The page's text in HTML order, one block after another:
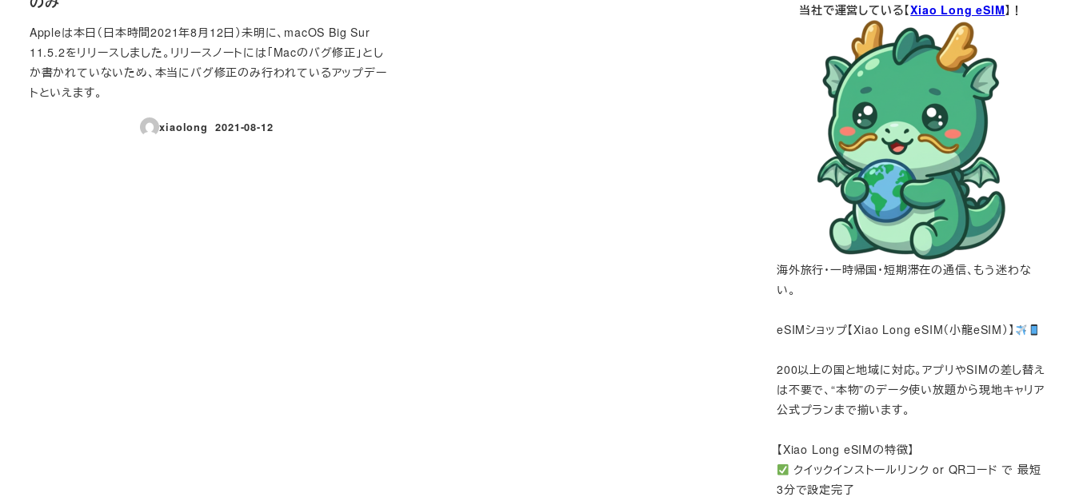
Appleは本日（日本時間2021年8月12日）未明に、macOS Big Sur
11.5.2をリリースしました。リリースノートには「Macのバグ修正」とし
か書かれていないため、本当にバグ修正のみ行われているアップデー
トといえます。
xiaolong
投稿日
2021-08-12
当社で運営している【Xiao Long eSIM】！
海外旅行・一時帰国・短期滞在の通信、もう迷わな
い。
eSIMショップ【Xiao Long eSIM（小龍eSIM）】
200以上の国と地域に対応。アプリやSIMの差し替え
は不要で、“本物”のデータ使い放題から現地キャリア
公式プランまで揃います。
【Xiao Long eSIMの特徴】
クイックインストールリンク or QRコード で 最短
3分で設定完了